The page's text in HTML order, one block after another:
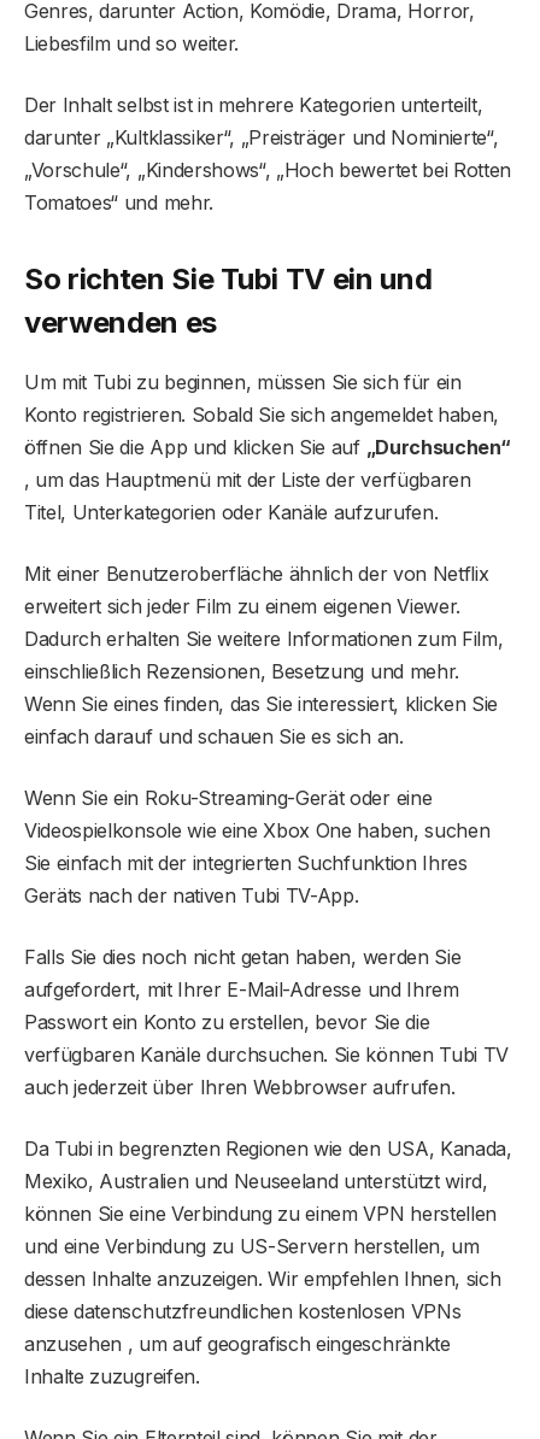
Genres, darunter Action, Komödie, Drama, Horror,
Liebesfilm und so weiter.
Der Inhalt selbst ist in mehrere Kategorien unterteilt,
darunter „Kultklassiker“, „Preisträger und Nominierte“,
„Vorschule“, „Kindershows“, „Hoch bewertet bei Rotten
Tomatoes“ und mehr.
So richten Sie Tubi TV ein und
verwenden es
Um mit Tubi zu beginnen, müssen Sie sich für ein
Konto registrieren. Sobald Sie sich angemeldet haben,
öffnen Sie die App und klicken Sie auf „Durchsuchen“
, um das Hauptmenü mit der Liste der verfügbaren
Titel, Unterkategorien oder Kanäle aufzurufen.
Mit einer Benutzeroberfläche ähnlich der von Netflix
erweitert sich jeder Film zu einem eigenen Viewer.
Dadurch erhalten Sie weitere Informationen zum Film,
einschließlich Rezensionen, Besetzung und mehr.
Wenn Sie eines finden, das Sie interessiert, klicken Sie
einfach darauf und schauen Sie es sich an.
Wenn Sie ein Roku-Streaming-Gerät oder eine
Videospielkonsole wie eine Xbox One haben, suchen
Sie einfach mit der integrierten Suchfunktion Ihres
Geräts nach der nativen Tubi TV-App.
Falls Sie dies noch nicht getan haben, werden Sie
aufgefordert, mit Ihrer E-Mail-Adresse und Ihrem
Passwort ein Konto zu erstellen, bevor Sie die
verfügbaren Kanäle durchsuchen. Sie können Tubi TV
auch jederzeit über Ihren Webbrowser aufrufen.
Da Tubi in begrenzten Regionen wie den USA, Kanada,
Mexiko, Australien und Neuseeland unterstützt wird,
können Sie eine Verbindung zu einem VPN herstellen
und eine Verbindung zu US-Servern herstellen, um
dessen Inhalte anzuzeigen. Wir empfehlen Ihnen, sich
diese datenschutzfreundlichen kostenlosen VPNs
anzusehen , um auf geografisch eingeschränkte
Inhalte zuzugreifen.